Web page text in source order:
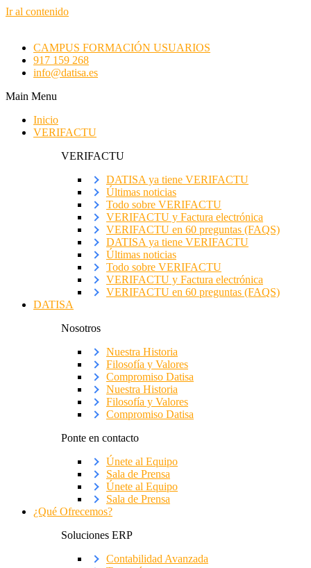
Ir al contenido
CAMPUS FORMACIÓN USUARIOS
917 159 268
info@datisa.es
Main Menu
Inicio
VERIFACTU
VERIFACTU
DATISA ya tiene VERIFACTU
Últimas noticias
Todo sobre VERIFACTU
VERIFACTU y Factura electrónica
VERIFACTU en 60 preguntas (FAQS)
DATISA ya tiene VERIFACTU
Últimas noticias
Todo sobre VERIFACTU
VERIFACTU y Factura electrónica
VERIFACTU en 60 preguntas (FAQS)
DATISA
Nosotros
Nuestra Historia
Filosofía y Valores
Compromiso Datisa
Nuestra Historia
Filosofía y Valores
Compromiso Datisa
Ponte en contacto
Únete al Equipo
Sala de Prensa
Únete al Equipo
Sala de Prensa
¿Qué Ofrecemos?
Soluciones ERP
Contabilidad Avanzada